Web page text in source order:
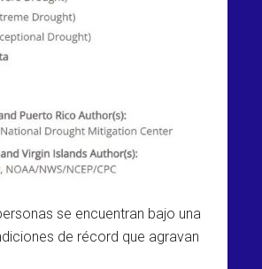
se encuentran bajo una
de récord que agravan